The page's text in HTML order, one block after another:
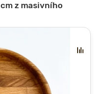
z masivního